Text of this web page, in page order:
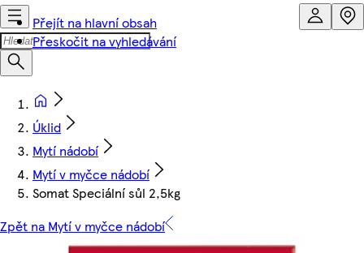
Přejít na hlavní obsah
Přeskočit na vyhledávání
Úklid
Mytí nádobí
Mytí v myčce nádobí
Somat Speciální sůl 2,5kg
Zpět na Mytí v myčce nádobí